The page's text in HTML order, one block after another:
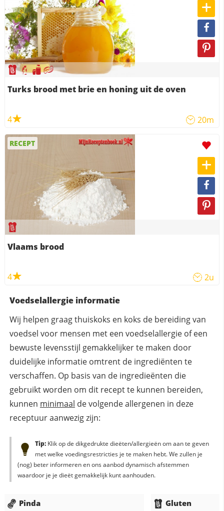
Turks brood met brie en honing uit de oven
4 20m
RECEPT
Vlaams brood
4 2u
Voedselallergie informatie
Wij helpen graag thuiskoks en koks de bereiding van
voedsel voor mensen met een voedselallergie of een
bewuste levensstijl gemakkelijker te maken door
duidelijke informatie omtrent de ingrediënten te
verschaffen. Op basis van de ingredieënten die
gebruikt worden om dit recept te kunnen bereiden,
kunnen minimaal de volgende allergenen in deze
receptuur aanwezig zijn:
Tip:Klik op de dikgedrukte dieëten/allergieën om aan te geven
met welke voedingsrestricties je te maken hebt. We zullen je
(nog) beter informeren en ons aanbod dynamisch afstemmen
waardoor je je dieët gemakkelijk kunt aanhouden.
Pinda Gluten